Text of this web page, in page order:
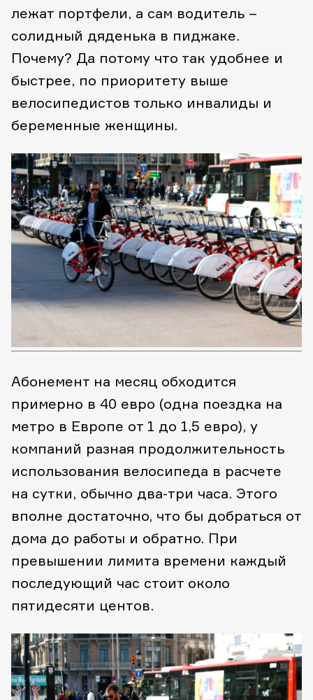
лежат портфели, а сам водитель –
солидный дяденька в пиджаке.
Почему? Да потому что так удобнее и
быстрее, по приоритету выше
велосипедистов только инвалиды и
беременные женщины.
Абонемент на месяц обходится
примерно в 40 евро (одна поездка на
метро в Европе от 1 до 1,5 евро), у
компаний разная продолжительность
использования велосипеда в расчете
на сутки, обычно два-три часа. Этого
вполне достаточно, что бы добраться от
дома до работы и обратно. При
превышении лимита времени каждый
последующий час стоит около
пятидесяти центов.